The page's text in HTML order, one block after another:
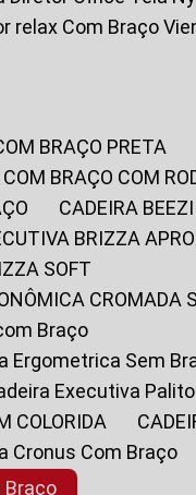
relax Com Braço
BRAÇO PRETA
BRAÇO COM
CADEIRA
BRIZZA
SOFT
CROMADA
Braço
Ergometrica Sem
Executiva
COLORIDA
Cronus Com Braço
Braço